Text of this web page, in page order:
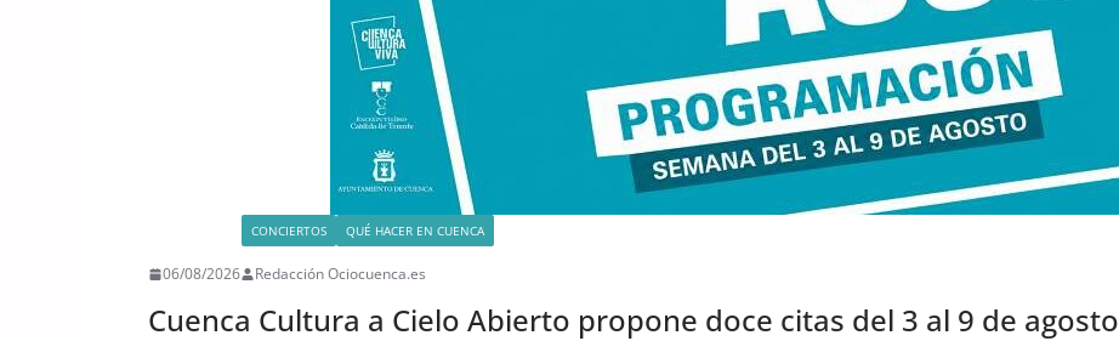
CONCIERTOS QUÉ HACER EN CUENCA
06/08/2026 Redacción Ociocuenca.es
Cuenca Cultura a Cielo Abierto propone doce citas del 3 al 9 de agosto